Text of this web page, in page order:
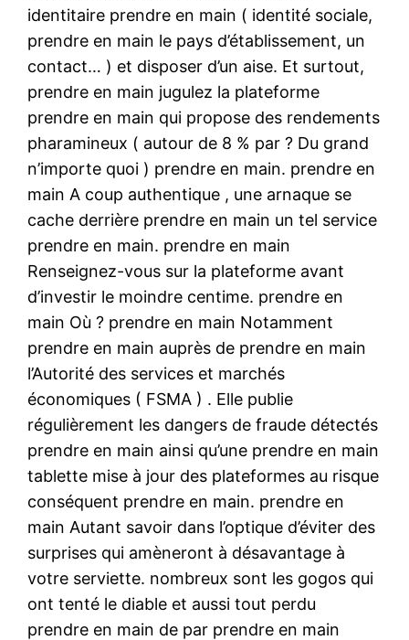
identitaire prendre en main ( identité sociale,
prendre en main le pays d’établissement, un
contact… ) et disposer d’un aise. Et surtout,
prendre en main jugulez la plateforme
prendre en main qui propose des rendements
pharamineux ( autour de 8 % par ? Du grand
n’importe quoi ) prendre en main. prendre en
main A coup authentique , une arnaque se
cache derrière prendre en main un tel service
prendre en main. prendre en main
Renseignez-vous sur la plateforme avant
d’investir le moindre centime. prendre en
main Où ? prendre en main Notamment
prendre en main auprès de prendre en main
l’Autorité des services et marchés
économiques ( FSMA ) . Elle publie
régulièrement les dangers de fraude détectés
prendre en main ainsi qu’une prendre en main
tablette mise à jour des plateformes au risque
conséquent prendre en main. prendre en
main Autant savoir dans l’optique d’éviter des
surprises qui amèneront à désavantage à
votre serviette. nombreux sont les gogos qui
ont tenté le diable et aussi tout perdu
prendre en main de par prendre en main